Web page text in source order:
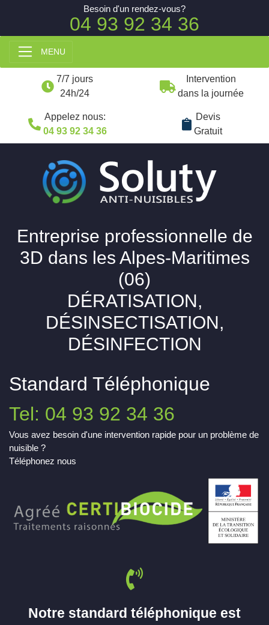
MENU
7/7 jours
24h/24
Intervention
dans la journée
Appelez nous:
04 93 92 34 36
Devis
Gratuit
Entreprise professionnelle de
3D dans les Alpes-Maritimes
(06)
DÉRATISATION,
DÉSINSECTISATION,
DÉSINFECTION
Standard Téléphonique
Tel: 04 93 92 34 36
Vous avez besoin d'une intervention rapide pour un problème de
nuisible ?
Téléphonez nous
Notre standard téléphonique est
Besoin d'un rendez-vous?
04 93 92 34 36